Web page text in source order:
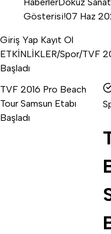
Gösterisi!07 Haz
Giriş Yap Kayıt Ol
ETKİNLİKLER/Spor/TVF
Başladı
TVF 2016 Pro Beach
Tour Samsun Etabı
Başladı